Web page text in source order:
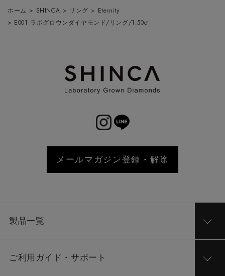
ホーム > SHINCA > リング > Eternity
> E001 ラボグロウンダイヤモンド/リング/1.50ct
メールマガジン登録・解除
製品一覧
ご利用ガイド・サポート